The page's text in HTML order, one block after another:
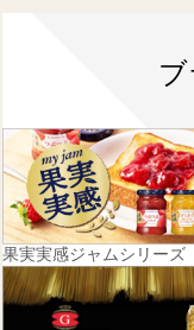
果実実感ジャムシリーズ